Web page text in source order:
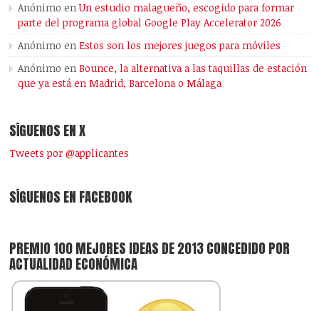
Anónimo enUn estudio malagueño, escogido para formar
parte del programa global Google Play Accelerator 2026
Anónimo enEstos son los mejores juegos para móviles
Anónimo enBounce, la alternativa a las taquillas de estación
que ya está en Madrid, Barcelona o Málaga
SÍGUENOS EN X
Tweets por @applicantes
SÍGUENOS EN FACEBOOK
PREMIO 100 MEJORES IDEAS DE 2013 CONCEDIDO POR
ACTUALIDAD ECONÓMICA